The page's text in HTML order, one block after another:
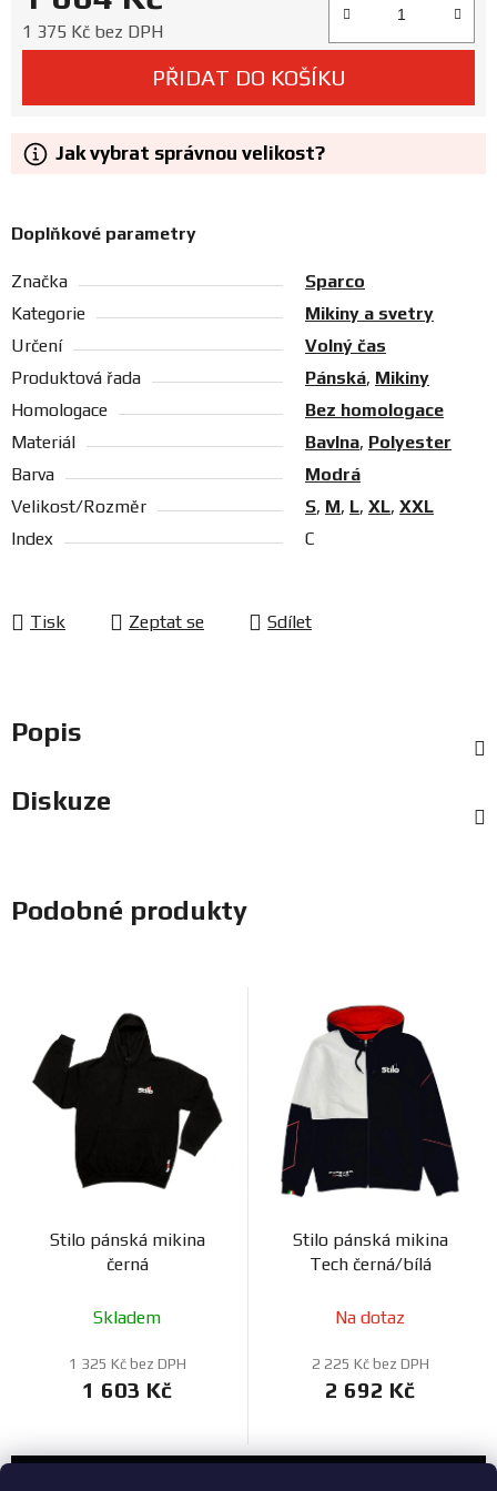
1 375 Kč bez DPH
PŘIDAT DO KOŠÍKU
Jak vybrat správnou velikost?
Doplňkové parametry
Značka
Sparco
Kategorie
Mikiny a svetry
Určení
Volný čas
Produktová řada
Pánská, Mikiny
Homologace
Bez homologace
Materiál
Bavlna, Polyester
Barva
Modrá
Velikost/Rozměr
S, M, L, XL, XXL
Index
C
Tisk Zeptat se Sdílet
Popis
Diskuze
Podobné produkty
Stilo pánská mikina
černá
Skladem
1 325 Kč bez DPH
1 603 Kč
Stilo pánská mikina
Tech černá/bílá
Na dotaz
2 225 Kč bez DPH
2 692 Kč